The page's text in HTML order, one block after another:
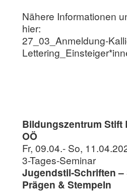
Nähere Informationen
hier:
27_03_Anmeldung-
Bildungszentrum Stift
OÖ
Fr, 09.04.- So,
3-Tages-Seminar
Jugendstil-Schriften –
Prägen & Stempeln